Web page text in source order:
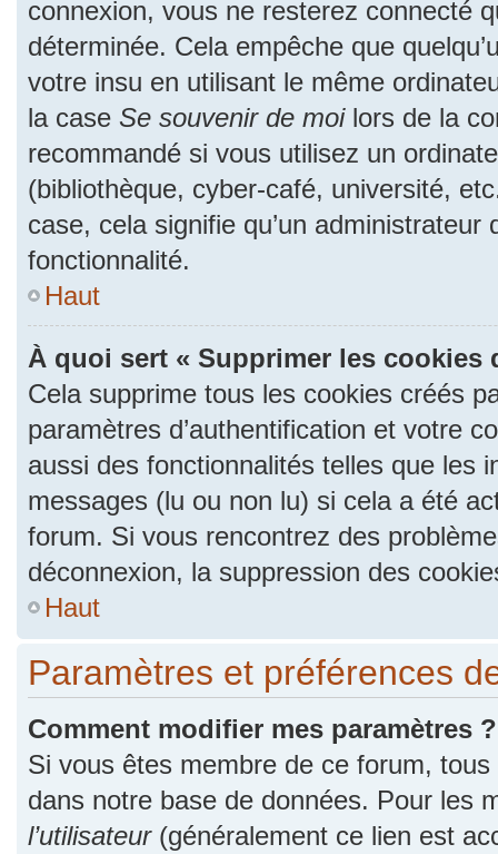
connexion, vous ne resterez connecté
déterminée. Cela empêche que
votre insu en utilisant le même
la case Se souvenir de moilors de la
recommandé si vous utilisez un
(bibliothèque, cyber-café, université,
case, cela signifie qu’un
fonctionnalité.
Haut
À quoi sert « Supprimer les cookies
Cela supprime tous les cookies créés
paramètres d’authentification et votre
aussi des fonctionnalités telles que les
messages (lu ou non lu) si cela a été
forum. Si vous rencontrez des
déconnexion, la suppression des
Haut
Paramètres et préférences
Comment modifier mes paramètres ?
Si vous êtes membre de ce forum,
dans notre base de données. Pour les
l’utilisateur(généralement ce lien est